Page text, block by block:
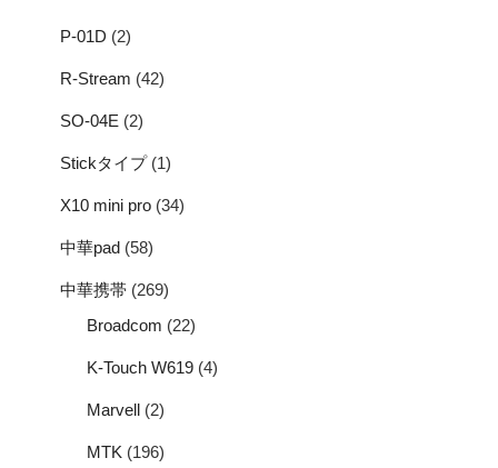
P-01D (2)
R-Stream (42)
SO-04E (2)
Stickタイプ(1)
X10 mini pro (34)
中華pad (58)
中華携帯 (269)
Broadcom (22)
K-Touch W619 (4)
Marvell (2)
MTK (196)